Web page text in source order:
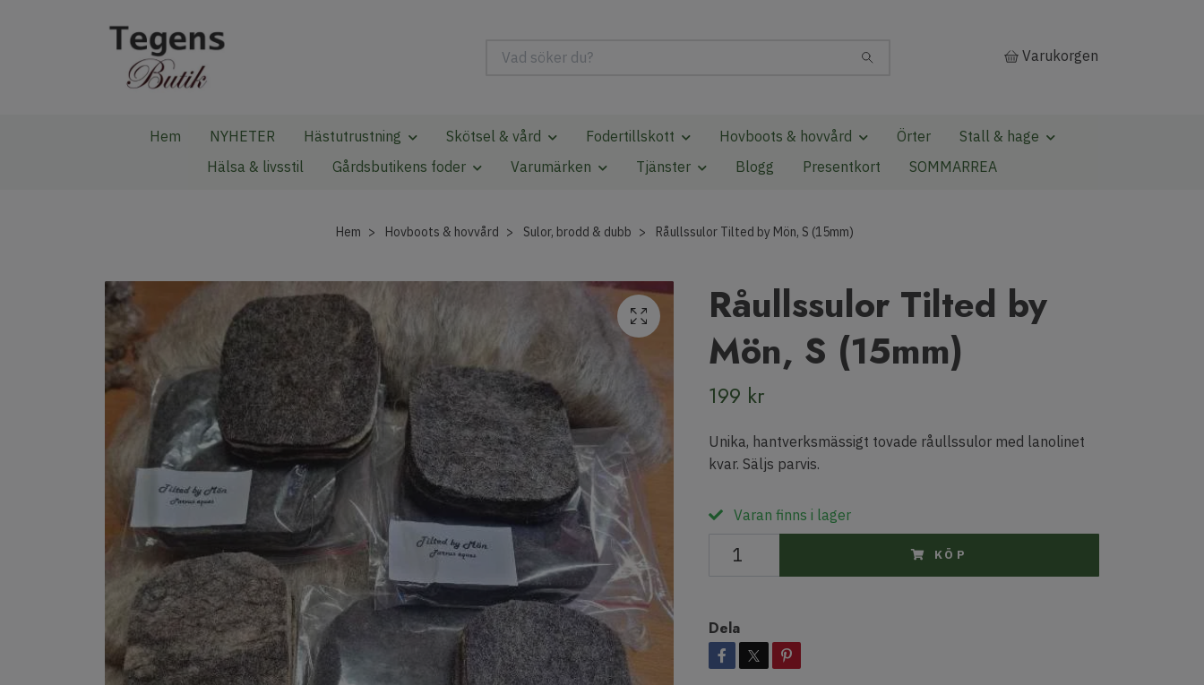
Varukorgen
Hem NYHETER Hästutrustning Skötsel & vård Fodertillskott Hovboots & hovvård Örter
Stall & hage
Hälsa & livsstil
Gårdsbutikens foder Varumärken Tjänster Blogg Presentkort SOMMARREA
Hem Hovboots & hovvård Sulor, brodd & dubb Råullssulor Tilted by Mön, S (15mm)
Råullssulor Tilted by
Mön, S (15mm)
199 kr
Unika, hantverksmässigt tovade råullssulor med lanolinet
kvar. Säljs parvis.
Varan finns i lager
KÖP
Dela